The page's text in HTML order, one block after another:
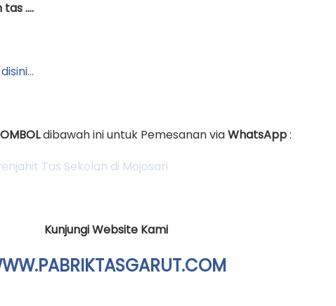
tas ….
disini…
dibawah ini untuk Pemesanan viaWhatsApp:
Kunjungi Website Kami